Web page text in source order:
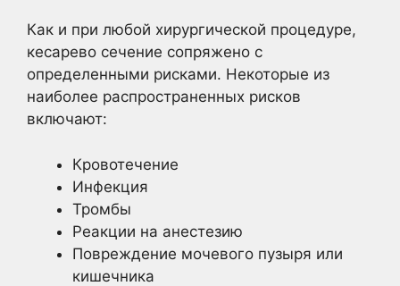
Как и при любой хирургической процедуре,
кесарево сечение сопряжено с
определенными рисками. Некоторые из
наиболее распространенных рисков
включают:
Кровотечение
Инфекция
Тромбы
Реакции на анестезию
Повреждение мочевого пузыря или
кишечника